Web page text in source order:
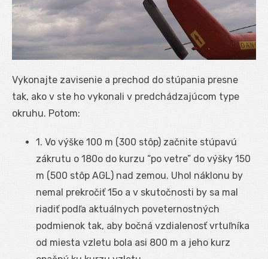
Vykonajte zavisenie a prechod do stúpania presne
tak, ako v ste ho vykonali v predchádzajúcom type
okruhu. Potom:
1. Vo výške 100 m (300 stôp) začnite stúpavú
zákrutu o 180o do kurzu “po vetre” do výšky 150
m (500 stôp AGL) nad zemou. Uhol náklonu by
nemal prekročiť 15o a v skutočnosti by sa mal
riadiť podľa aktuálnych poveternostných
podmienok tak, aby bočná vzdialenosť vrtuľníka
od miesta vzletu bola asi 800 m a jeho kurz